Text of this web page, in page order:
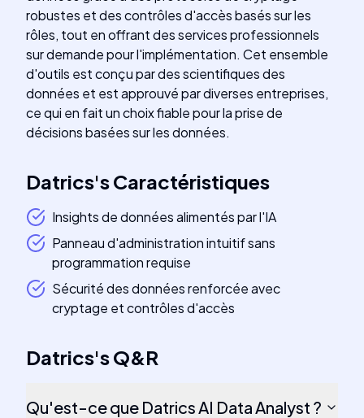
robustes et des contrôles d'accès basés sur les
rôles, tout en offrant des services professionnels
sur demande pour l'implémentation. Cet ensemble
d'outils est conçu par des scientifiques des
données et est approuvé par diverses entreprises,
ce qui en fait un choix fiable pour la prise de
décisions basées sur les données.
Datrics'sCaractéristiques
Insights de données alimentés par l'IA
Panneau d'administration intuitif sans
programmation requise
Sécurité des données renforcée avec
cryptage et contrôles d'accès
Datrics'sQ&R
Qu'est-ce que Datrics AI Data Analyst ?